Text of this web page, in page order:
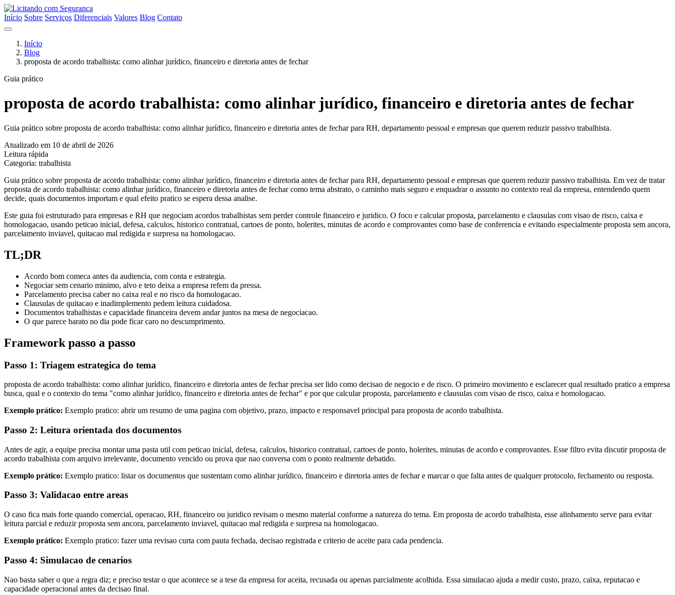
Início Sobre Serviços Diferenciais Valores Blog Contato
Início
Blog
proposta de acordo trabalhista: como alinhar jurídico, financeiro e diretoria antes de fechar
Guia prático
proposta de acordo trabalhista: como alinhar jurídico, financeiro e diretoria antes de fechar
Guia prático sobre proposta de acordo trabalhista: como alinhar jurídico, financeiro e diretoria antes de fechar para RH, departamento pessoal e empresas que querem reduzir passivo trabalhista.
Atualizado em 10 de abril de 2026
Leitura rápida
Categoria: trabalhista
Guia prático sobre proposta de acordo trabalhista: como alinhar jurídico, financeiro e diretoria antes de fechar para RH, departamento pessoal e empresas que querem reduzir passivo trabalhista. Em vez de tratar
proposta de acordo trabalhista: como alinhar jurídico, financeiro e diretoria antes de fechar como tema abstrato, o caminho mais seguro e enquadrar o assunto no contexto real da empresa, entendendo quem
decide, quais documentos importam e qual efeito pratico se espera dessa analise.
Este guia foi estruturado para empresas e RH que negociam acordos trabalhistas sem perder controle financeiro e juridico. O foco e calcular proposta, parcelamento e clausulas com visao de risco, caixa e
homologacao, usando peticao inicial, defesa, calculos, historico contratual, cartoes de ponto, holerites, minutas de acordo e comprovantes como base de conferencia e evitando especialmente proposta sem ancora,
parcelamento inviavel, quitacao mal redigida e surpresa na homologacao.
TL;DR
Acordo bom comeca antes da audiencia, com conta e estrategia.
Negociar sem cenario minimo, alvo e teto deixa a empresa refem da pressa.
Parcelamento precisa caber no caixa real e no risco da homologacao.
Clausulas de quitacao e inadimplemento pedem leitura cuidadosa.
Documentos trabalhistas e capacidade financeira devem andar juntos na mesa de negociacao.
O que parece barato no dia pode ficar caro no descumprimento.
Framework passo a passo
Passo 1: Triagem estrategica do tema
proposta de acordo trabalhista: como alinhar jurídico, financeiro e diretoria antes de fechar precisa ser lido como decisao de negocio e de risco. O primeiro movimento e esclarecer qual resultado pratico a empresa
busca, qual e o contexto do tema "como alinhar jurídico, financeiro e diretoria antes de fechar" e por que calcular proposta, parcelamento e clausulas com visao de risco, caixa e homologacao.
Exemplo prático: Exemplo pratico: abrir um resumo de uma pagina com objetivo, prazo, impacto e responsavel principal para proposta de acordo trabalhista.
Passo 2: Leitura orientada dos documentos
Antes de agir, a equipe precisa montar uma pasta util com peticao inicial, defesa, calculos, historico contratual, cartoes de ponto, holerites, minutas de acordo e comprovantes. Esse filtro evita discutir proposta de
acordo trabalhista com arquivo irrelevante, documento vencido ou prova que nao conversa com o ponto realmente debatido.
Exemplo prático: Exemplo pratico: listar os documentos que sustentam como alinhar jurídico, financeiro e diretoria antes de fechar e marcar o que falta antes de qualquer protocolo, fechamento ou resposta.
Passo 3: Validacao entre areas
O caso fica mais forte quando comercial, operacao, RH, financeiro ou juridico revisam o mesmo material conforme a natureza do tema. Em proposta de acordo trabalhista, esse alinhamento serve para evitar
leitura parcial e reduzir proposta sem ancora, parcelamento inviavel, quitacao mal redigida e surpresa na homologacao.
Exemplo prático: Exemplo pratico: fazer uma revisao curta com pauta fechada, decisao registrada e criterio de aceite para cada pendencia.
Passo 4: Simulacao de cenarios
Nao basta saber o que a regra diz; e preciso testar o que acontece se a tese da empresa for aceita, recusada ou apenas parcialmente acolhida. Essa simulacao ajuda a medir custo, prazo, caixa, reputacao e
capacidade operacional antes da decisao final.